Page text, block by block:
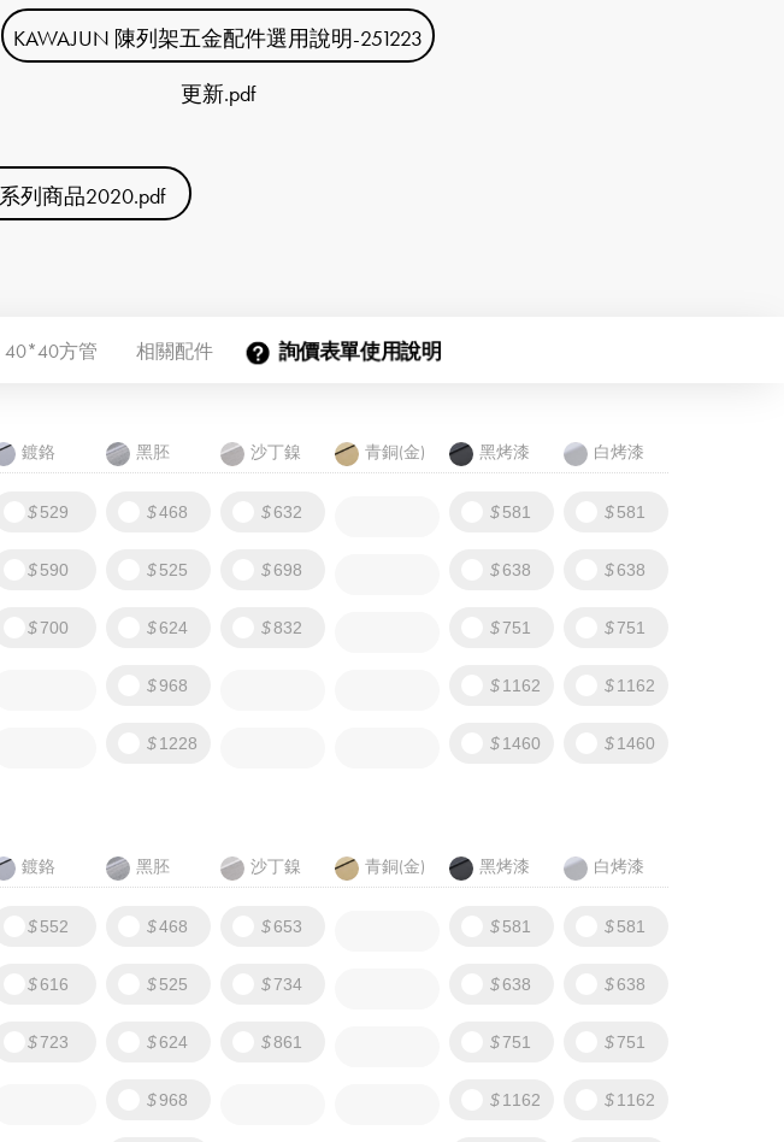
KAWAJUN 陳列架五金配件選用說明-251223
更新.pdf
列商品2020.pdf
40*40方管 相關配件 詢價表單使用說明
鍍鉻 黑胚 沙丁鎳 青銅(金) 黑烤漆 白烤漆
529 468 632 581 581
590 525 698 638 638
700 624 832 751 751
968 1162 1162
1228 1460 1460
鍍鉻 黑胚 沙丁鎳 青銅(金) 黑烤漆 白烤漆
552 468 653 581 581
616 525 734 638 638
723 624 861 751 751
968 1162 1162